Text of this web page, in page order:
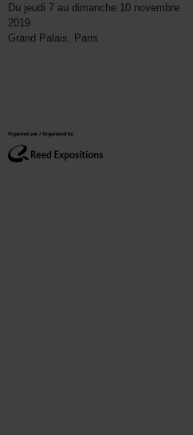
Du jeudi 7 au dimanche 10 novembre
2019
Grand Palais, Paris